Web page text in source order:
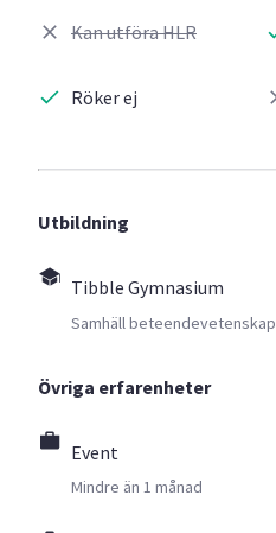
Kan utföra HLR
Röker ej
Utbildning
Tibble Gymnasium
Samhäll beteendevetenskap
Övriga erfarenheter
Event
Mindre än 1 månad